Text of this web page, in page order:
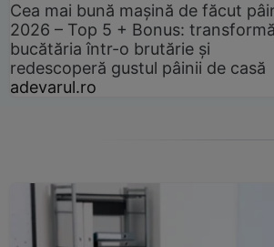
Cea mai bună mașină de făcut
2026 – Top 5 + Bonus:
bucătăria într-o brutărie și
redescoperă gustul pâinii de casă
adevarul.ro